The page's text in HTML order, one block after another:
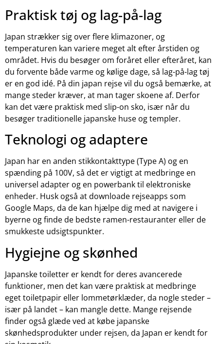
Praktisk tøj og lag-på-lag
Japan strækker sig over flere klimazoner, og
temperaturen kan variere meget alt efter årstiden og
området. Hvis du besøger om foråret eller efteråret, kan
du forvente både varme og kølige dage, så lag-på-lag tøj
er en god idé. På din japan rejse vil du også bemærke, at
mange steder kræver, at man tager skoene af. Derfor
kan det være praktisk med slip-on sko, især når du
besøger traditionelle japanske huse og templer.
Teknologi og adaptere
Japan har en anden stikkontakttype (Type A) og en
spænding på 100V, så det er vigtigt at medbringe en
universel adapter og en powerbank til elektroniske
enheder. Husk også at downloade rejseapps som
Google Maps, da de kan hjælpe dig med at navigere i
byerne og finde de bedste ramen-restauranter eller de
smukkeste udsigtspunkter.
Hygiejne og skønhed
Japanske toiletter er kendt for deres avancerede
funktioner, men det kan være praktisk at medbringe
eget toiletpapir eller lommetørklæder, da nogle steder –
især på landet – kan mangle dette. Mange rejsende
finder også glæde ved at købe japanske
skønhedsprodukter under rejsen, da Japan er kendt for